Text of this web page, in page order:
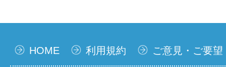
HOME 利用規約 ご意見・ご要望